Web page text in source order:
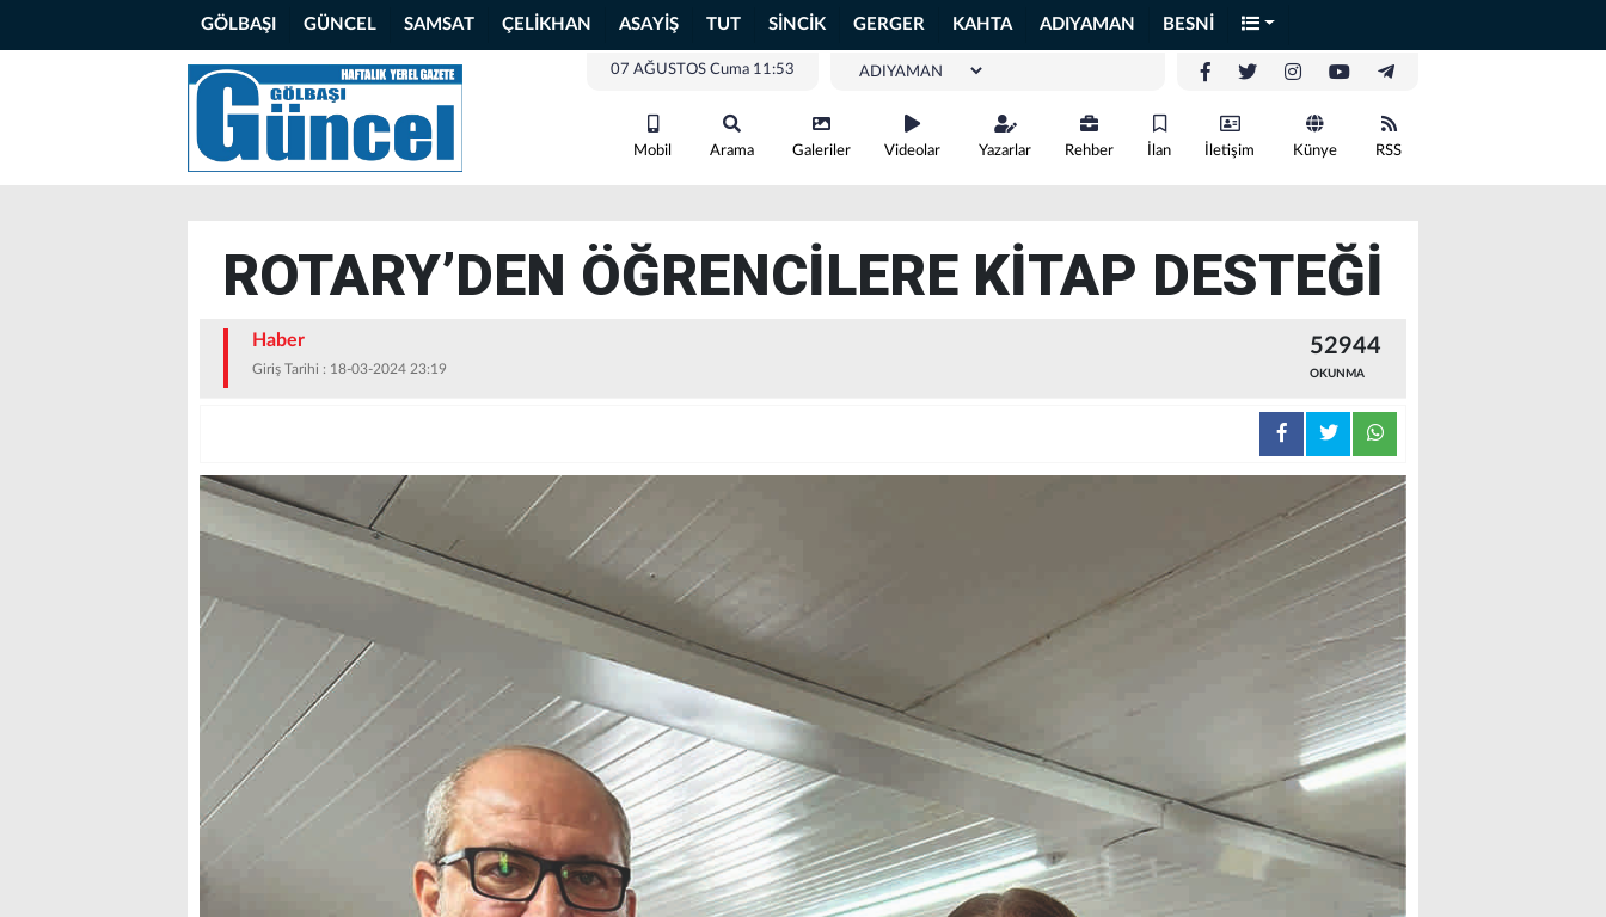
GÖLBAŞI GÜNCEL SAMSAT ÇELİKHAN ASAYİŞ TUT SİNCİK GERGER KAHTA ADIYAMAN BESNİ
07 AĞUSTOS Cuma 11:53
Mobil Arama Galeriler Videolar Yazarlar Rehber İlan İletişim Künye RSS
ROTARY’DEN ÖĞRENCİLERE KİTAP DESTEĞİ
Haber
Giriş Tarihi : 18-03-2024 23:19
52944
OKUNMA